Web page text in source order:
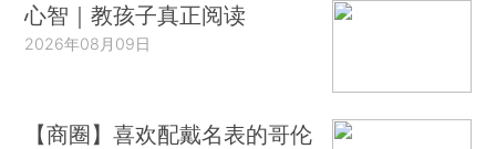
心智｜教孩子真正阅读
2026年08月09日
【商圈】喜欢配戴名表的哥伦